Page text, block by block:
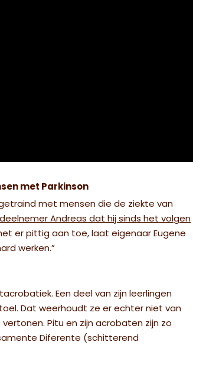
met Parkinson
met mensen die de ziekte van
Andreas dat hij sinds het volgen
er pittig aan toe, laat eigenaar Eugene
werken.”
Een deel van zijn leerlingen
Dat weerhoudt ze er echter niet van
Pitu en zijn acrobaten zijn zo
Diferente (schitterend